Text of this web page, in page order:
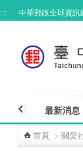
跳到主要內容區塊
::: 中華郵政全球資訊
最新消息
首頁 > 關愛